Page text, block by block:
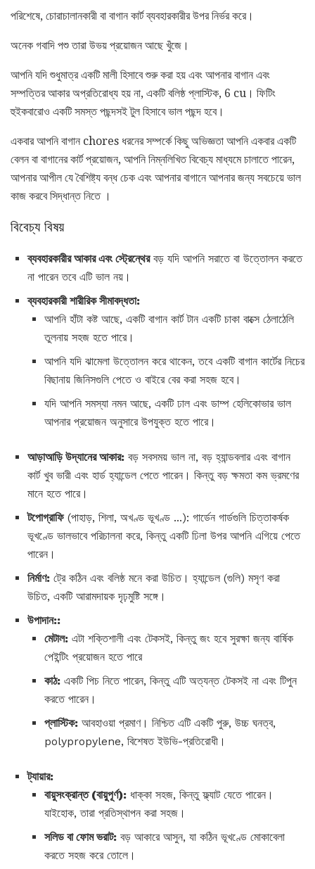
পরিশেষে, চোরাচালানকারী বা বাগান কার্ট ব্যবহারকারীর উপর নির্ভর করে।
অনেক গবাদি পশু তারা উভয় প্রয়োজন আছে খুঁজে।
আপনি যদি শুধুমাত্র একটি মালী হিসাবে শুরু করা হয় এবং আপনার বাগান এবং
সম্পত্তির আকার অপ্রতিরোধ্য হয় না, একটি বলিষ্ঠ প্লাস্টিক, 6 cu। ফিটিং
হুইকবারোও একটি সমস্ত পছন্দসই টুল হিসাবে ভাল পছন্দ হবে।
একবার আপনি বাগান chores ধরনের সম্পর্কে কিছু অভিজ্ঞতা আপনি একবার একটি
বেলন বা বাগানের কার্ট প্রয়োজন, আপনি নিম্নলিখিত বিবেচ্য মাধ্যমে চালাতে পারেন,
আপনার আপীল যে বৈশিষ্ট্য বন্ধ চেক এবং আপনার বাগানে আপনার জন্য সবচেয়ে ভাল
কাজ করবে সিদ্ধান্ত নিতে ।
বিবেচ্য বিষয়
ব্যবহারকারীর আকার এবং স্ট্রেন্থেরবড় যদি আপনি সরাতে বা উত্তোলন করতে
না পারেন তবে এটি ভাল নয়।
ব্যবহারকারী শারীরিক সীমাবদ্ধতা:
আপনি হাঁটা কষ্ট আছে, একটি বাগান কার্ট টান একটি চাকা বাক্সে ঠেলাঠেলি
তুলনায় সহজ হতে পারে।
আপনি যদি ঝামেলা উত্তোলন করে থাকেন, তবে একটি বাগান কার্টের নিচের
বিছানায় জিনিসগুলি পেতে ও বাইরে বের করা সহজ হবে।
যদি আপনি সমস্যা নমন আছে, একটি ঢাল এবং ডাম্প হেলিকোভার ভাল
আপনার প্রয়োজন অনুসারে উপযুক্ত হতে পারে।
আড়াআড়ি উদ্যানের আকার: বড় সবসময় ভাল না, বড় হ্যান্ডবলার এবং বাগান
কার্ট খুব ভারী এবং হার্ড হ্যান্ডেল পেতে পারেন। কিন্তু বড় ক্ষমতা কম ভ্রমণের
মানে হতে পারে।
টপোগ্রাফি(পাহাড়, শিলা, অখণ্ড ভূখণ্ড ...): গার্ডেন গার্ডগুলি চিত্তাকর্ষক
ভূখণ্ডে ভালভাবে পরিচালনা করে, কিন্তু একটি ঢিলা উপর আপনি এগিয়ে পেতে
পারেন।
নির্মাণ: ট্রে কঠিন এবং বলিষ্ঠ মনে করা উচিত। হ্যান্ডেল (গুলি) মসৃণ করা
উচিত, একটি আরামদায়ক দৃঢ়মুষ্টি সঙ্গে।
উপাদান::
মেটাল: এটা শক্তিশালী এবং টেকসই, কিন্তু জং হবে সুরক্ষা জন্য বার্ষিক
পেইন্টিং প্রয়োজন হতে পারে
কাঠ: একটি পিচ নিতে পারেন, কিন্তু এটি অত্যন্ত টেকসই না এবং টিপুন
করতে পারেন।
প্লাস্টিক: আবহাওয়া প্রমাণ। নিশ্চিত এটি একটি পুরু, উচ্চ ঘনত্ব,
polypropylene, বিশেষত ইউভি-প্রতিরোধী।
ট্যায়ার:
বায়ুসংক্রান্ত (বায়ুপূর্ণ): ধাক্কা সহজ, কিন্তু ফ্ল্যাট যেতে পারেন।
যাইহোক, তারা প্রতিস্থাপন করা সহজ।
সলিড বা ফোম ভরাট: বড় আকারে আসুন, যা কঠিন ভূখণ্ডে মোকাবেলা
করতে সহজ করে তোলে।